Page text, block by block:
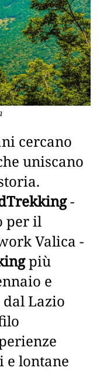
cercano
uniscano
-
per il
Valica -
più
e
dal Lazio
e lontane